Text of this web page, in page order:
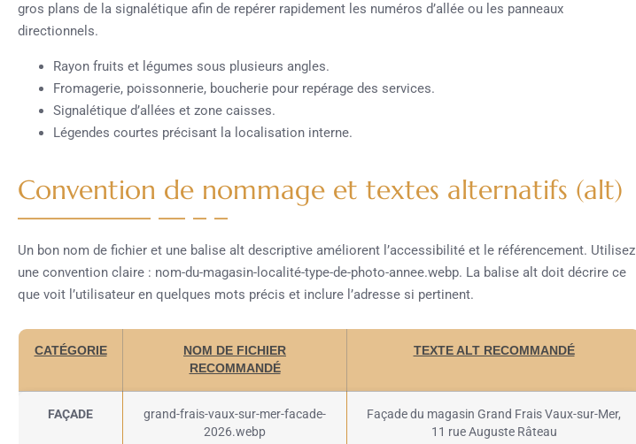
gros plans de la signalétique afin de repérer rapidement les numéros d’allée ou les panneaux
directionnels.
Rayon fruits et légumes sous plusieurs angles.
Fromagerie, poissonnerie, boucherie pour repérage des services.
Signalétique d’allées et zone caisses.
Légendes courtes précisant la localisation interne.
Convention de nommage et textes alternatifs (alt)
Un bon nom de fichier et une balise alt descriptive améliorent l’accessibilité et le référencement. Utilisez
une convention claire : nom-du-magasin-localité-type-de-photo-annee.webp. La balise alt doit décrire ce
que voit l’utilisateur en quelques mots précis et inclure l’adresse si pertinent.
CATÉGORIE
NOM DE FICHIER
RECOMMANDÉ
TEXTE ALT RECOMMANDÉ
FAÇADE
grand-frais-vaux-sur-mer-facade-
2026.webp
Façade du magasin Grand Frais Vaux-sur-Mer,
11 rue Auguste Râteau